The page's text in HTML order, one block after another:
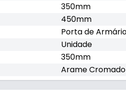
350mm
450mm
Porta de
Unidade
350mm
Arame Cromado